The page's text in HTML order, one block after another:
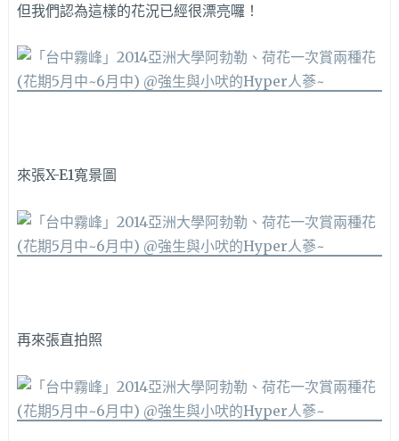
但我們認為這樣的花況已經很漂亮囉！
來張X-E1寬景圖
再來張直拍照